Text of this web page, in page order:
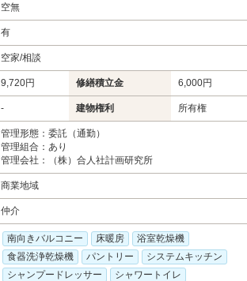
空無
有
空家/相談
9,720円 修繕積立金 6,000円
- 建物権利 所有権
管理形態：委託（通勤）
管理組合：あり
管理会社：（株）合人社計画研究所
商業地域
仲介
南向きバルコニー 床暖房
浴室乾燥機
食器洗浄乾燥機
パントリー
システムキッチン
シャンプードレッサー
シャワートイレ